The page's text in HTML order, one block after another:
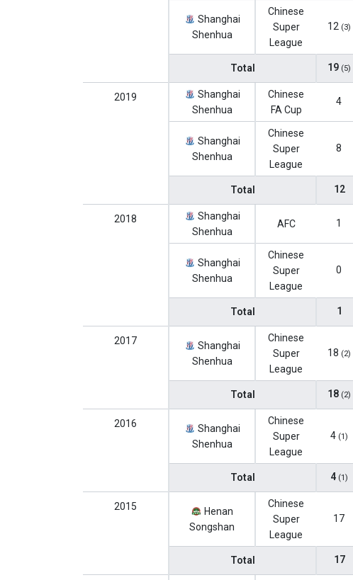
Shanghai
Shenhua
Chinese
Super
League
12 (3)
Total 19 (5)
2019
Shanghai
Shenhua
Chinese
FA Cup
4
Shanghai
Shenhua
Chinese
Super
League
8
Total 12
2018
Shanghai
Shenhua
AFC 1
Shanghai
Shenhua
Chinese
Super
League
0
Total 1
2017
Shanghai
Shenhua
Chinese
Super
League
18 (2)
Total 18 (2)
2016
Shanghai
Shenhua
Chinese
Super
League
4 (1)
Total 4 (1)
2015
Henan
Songshan
Chinese
Super
League
17
Total 17